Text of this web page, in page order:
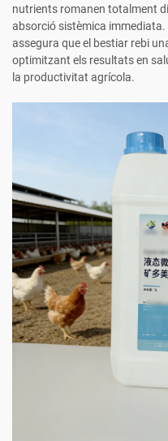
nutrients romanen totalment
absorció sistèmica
assegura que el bestiar rebi
optimitzant els resultats en
la productivitat agrícola.